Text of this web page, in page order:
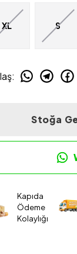
XL S
:
Stoğa
Kapıda
Ödeme
Kolaylığı